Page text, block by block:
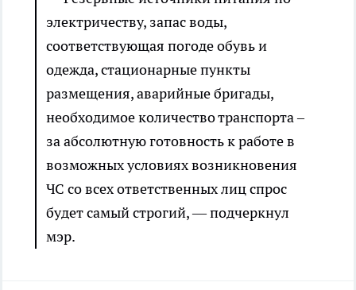
электричеству, запас воды,
соответствующая погоде обувь и
одежда, стационарные пункты
размещения, аварийные бригады,
необходимое количество транспорта –
за абсолютную готовность к работе в
возможных условиях возникновения
ЧС со всех ответственных лиц спрос
будет самый строгий, — подчеркнул
мэр.